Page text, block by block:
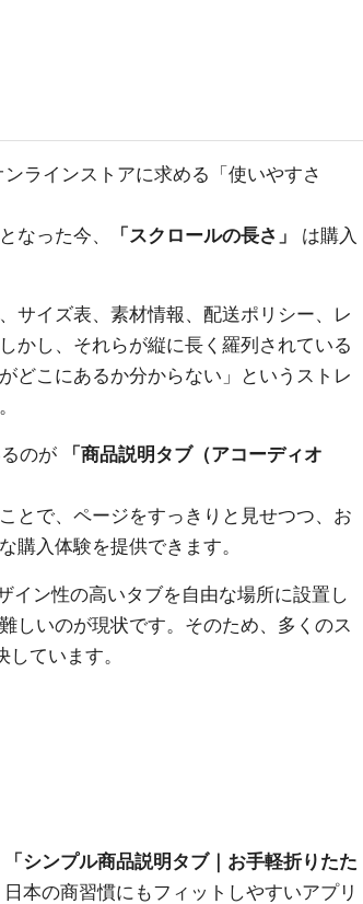
ラインストアに求める「使いやすさ
なった今、
「スクロールの長さ」
は購入
サイズ表、素材情報、配送ポリシー、レ
かし、それらが縦に長く羅列されている
どこにあるか分からない」というストレ
のが
「商品説明タブ（アコーディオ
とで、ページをすっきりと見せつつ、お
購入体験を提供できます。
イン性の高いタブを自由な場所に設置し
しいのが現状です。そのため、多くのス
ています。
「シンプル商品説明タブ｜お手軽折りたた
本の商習慣にもフィットしやすいアプリ